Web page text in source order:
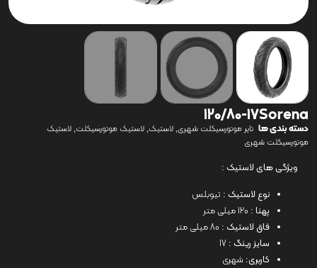
120/80-17Sorena
دسته بندی ها تایر موتورسیکلت شهری, لاستیک, لاستیک موتورسیکلت, لاستیک
موتورسیکلت شهری
ویژگی های لاستیک :
نوع لاستیک : تیوبلس
پهنا : 120 میلی متر
فاق لاستیک : 80 میلی متر
سایز رینگ : 17
کاربری: شهری